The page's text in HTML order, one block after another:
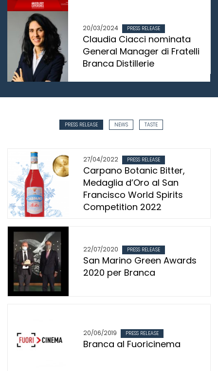
20/03/2024 PRESS RELEASE
Claudia Ciacci nominata
General Manager di Fratelli
Branca Distillerie
PRESS RELEASE NEWS TASTE
27/04/2022 PRESS RELEASE
Carpano Botanic Bitter,
Medaglia d’Oro al San
Francisco World Spirits
Competition 2022
22/07/2020 PRESS RELEASE
San Marino Green Awards
2020 per Branca
20/06/2019 PRESS RELEASE
Branca al Fuoricinema